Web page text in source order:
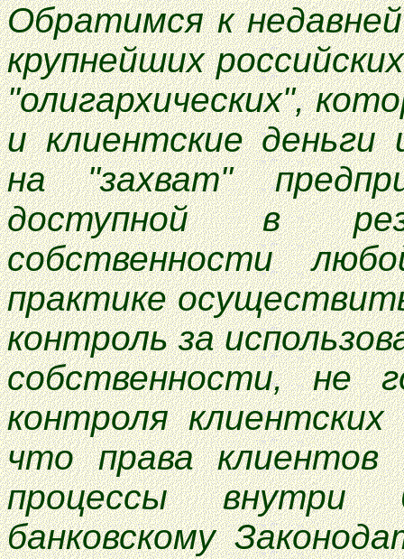
Обратимся к
крупнейших
"олигархических",
и клиентские
на "захват"
доступной в
собственности
практике
контроль за
собственности, не
контроля
что права клиентов
процессы внутри
банковскому